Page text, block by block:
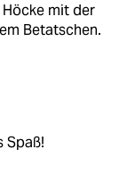
Höcke mit der
Betatschen.
Spaß!